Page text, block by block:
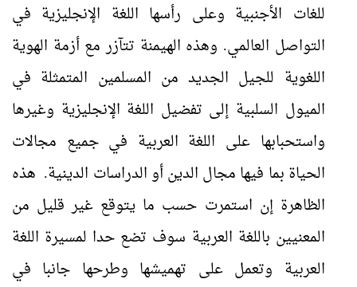
للغات الأجنبية وعلى رأسها اللغة الإنجليزية في
التواصل العالمي. وهذه الهيمنة تتآزر مع أزمة الهوية
اللغوية للجيل الجديد من المسلمين المتمثلة في
الميول السلبية إلى تفضيل اللغة الإنجليزية وغيرها
واستحبابها على اللغة العربية في جميع مجالات
الحياة بما فيها مجال الدين أو الدراسات الدينية. هذه
الظاهرة إن استمرت حسب ما يتوقع غير قليل من
المعنيين باللغة العربية سوف تضع حدا لمسيرة اللغة
العربية وتعمل على تهميشها وطرحها جانبا في